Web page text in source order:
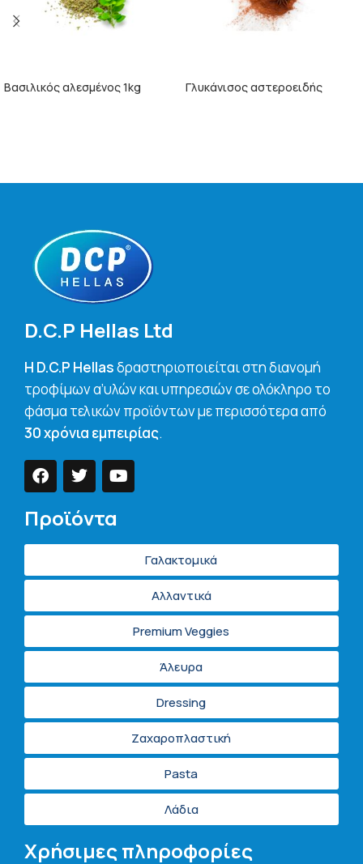
Βασιλικός αλεσμένος 1kg
Γλυκάνισος αστεροειδής
D.C.P Hellas Ltd
H D.C.P Hellasδραστηριοποιείται στη διανομή
τροφίμων α’υλών και υπηρεσιών σε ολόκληρο το
φάσμα τελικών προϊόντων με περισσότερα από
30 χρόνια εμπειρίας.
Προϊόντα
Γαλακτομικά
Αλλαντικά
Premium Veggies
Άλευρα
Dressing
Ζαχαροπλαστική
Pasta
Λάδια
Χρήσιμες πληροφορίες